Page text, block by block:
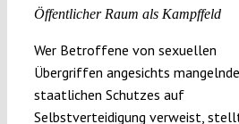
Öffentlicher Raum als Kampffeld
Wer Betroffene von sexuellen
Übergriffen angesichts
staatlichen Schutzes auf
Selbstverteidigung verweist,